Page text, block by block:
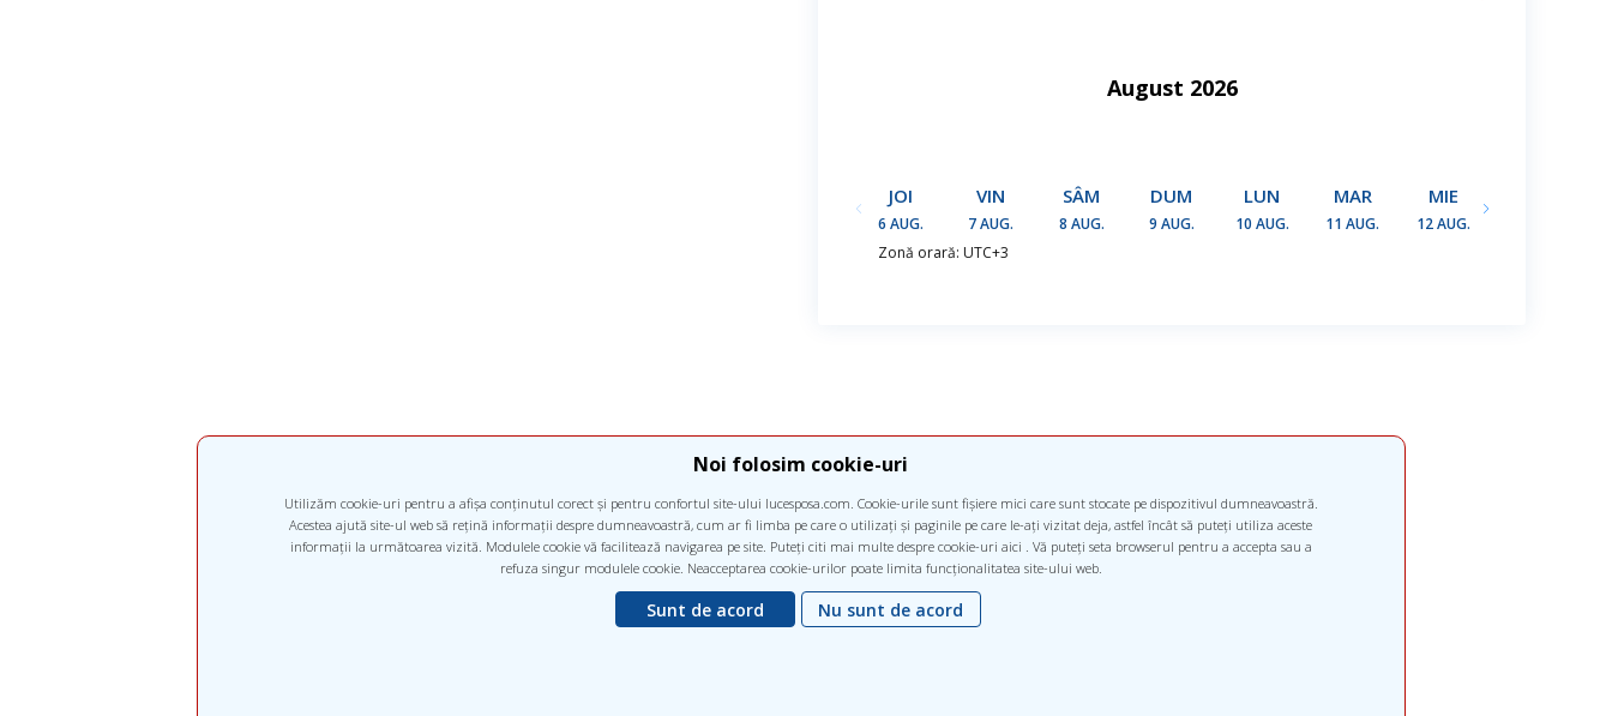
August 2026
JOI
6 AUG.
VIN
7 AUG.
SÂM
8 AUG.
DUM
9 AUG.
LUN
10 AUG.
MAR
11 AUG.
MIE
12 AUG.
Zonă orară: UTC+3
Noi folosim cookie-uri
Utilizăm cookie-uri pentru a afișa conținutul corect și pentru confortul site-ului lucesposa.com. Cookie-urile sunt fișiere mici care sunt stocate pe dispozitivul dumneavoastră.
Acestea ajută site-ul web să rețină informații despre dumneavoastră, cum ar fi limba pe care o utilizați și paginile pe care le-ați vizitat deja, astfel încât să puteți utiliza aceste
informații la următoarea vizită. Modulele cookie vă facilitează navigarea pe site. Puteți citi mai multe despre cookie-uri aici . Vă puteți seta browserul pentru a accepta sau a
refuza singur modulele cookie. Neacceptarea cookie-urilor poate limita funcționalitatea site-ului web.
Sunt de acord Nu sunt de acord